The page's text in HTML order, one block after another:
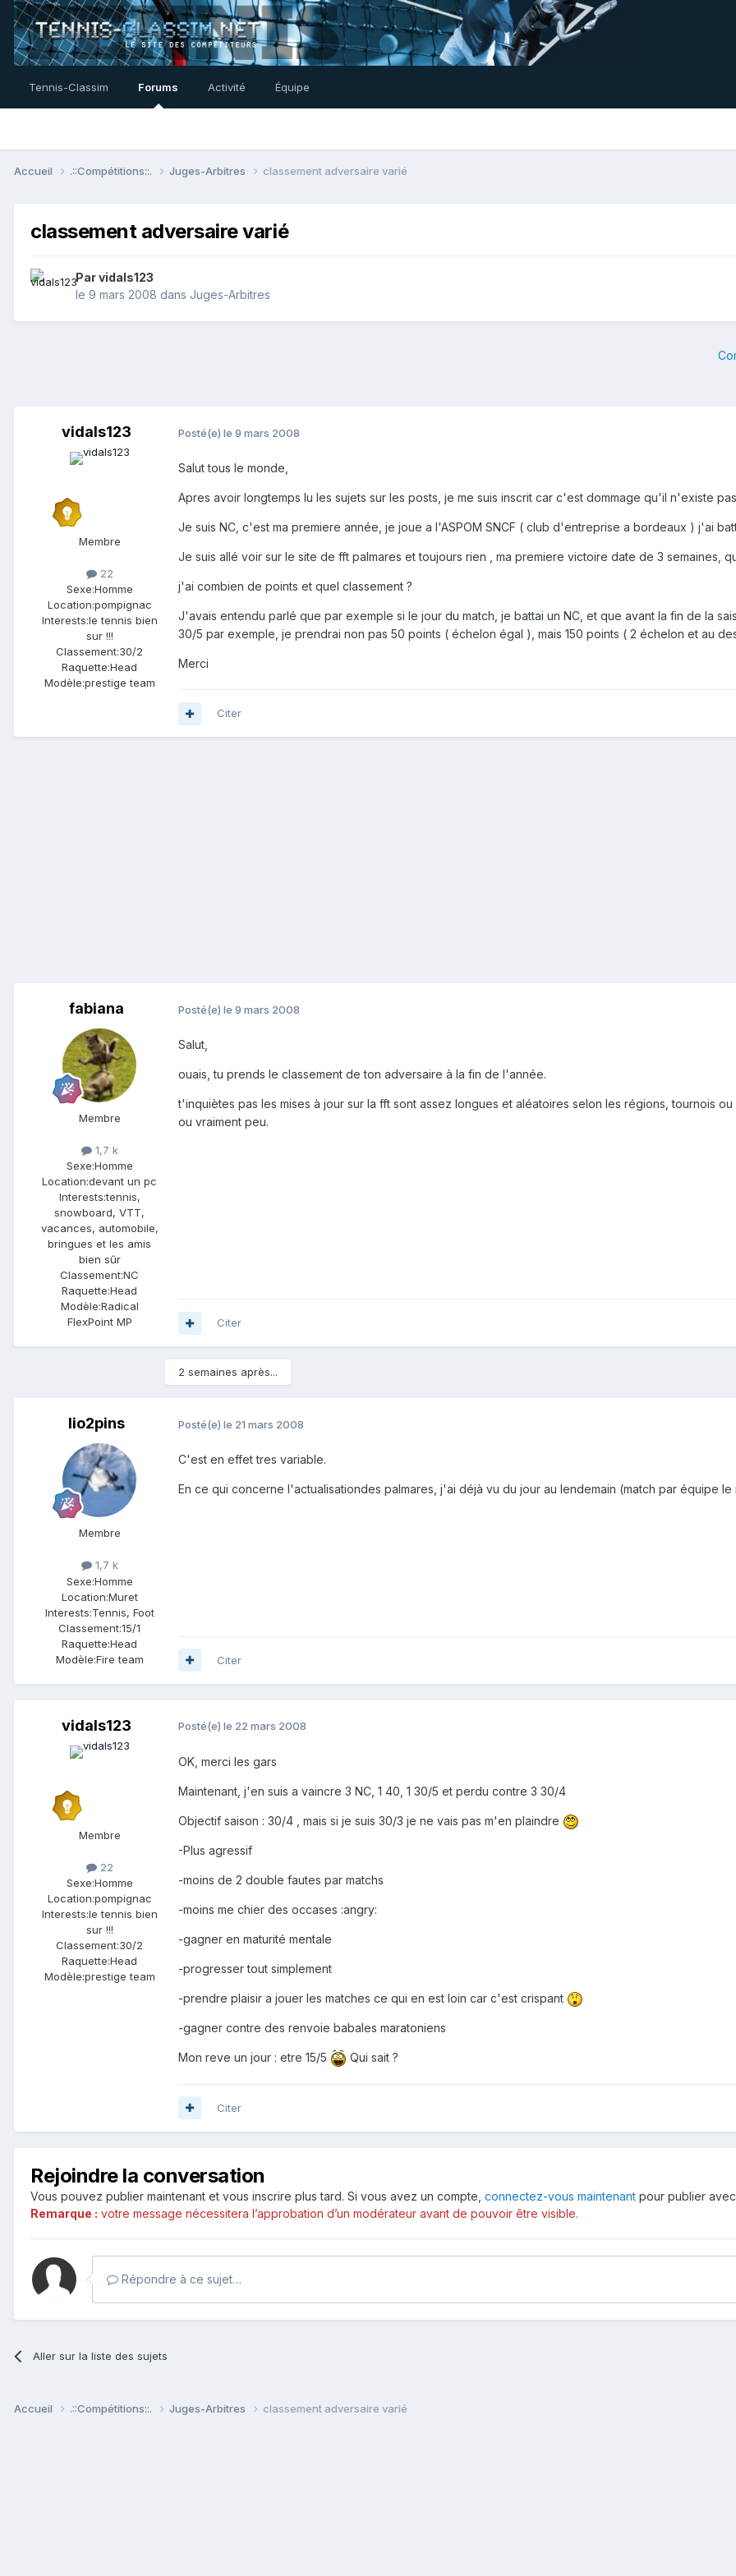
Tennis-Classim Forums Activité Équipe
Accueil .::Compétitions::. Juges-Arbitres classement adversaire varié
classement adversaire varié
Parvidals123
le 9 mars 2008 dans Juges-Arbitres
vidals123
Membre
22
Sexe:Homme
Location:pompignac
Interests:le tennis bien
sur !!!
Classement:30/2
Raquette:Head
Modèle:prestige team
Posté(e) le 9 mars 2008
Salut tous le monde,
Apres avoir longtemps lu les sujets sur les posts, je me suis inscrit car c'est dommage qu'il n'existe
Je suis NC, c'est ma premiere année, je joue a l'ASPOM SNCF ( club d'entreprise a bordeaux ) j'ai
Je suis allé voir sur le site de fft palmares et toujours rien , ma premiere victoire date de 3 semaines,
j'ai combien de points et quel classement ?
J'avais entendu parlé que par exemple si le jour du match, je battai un NC, et que avant la fin de la
30/5 par exemple, je prendrai non pas 50 points ( échelon égal ), mais 150 points ( 2 échelon et au
Merci
Citer
fabiana
Membre
1,7 k
Sexe:Homme
Location:devant un pc
Interests:tennis,
snowboard, VTT,
vacances, automobile,
bringues et les amis
bien sûr
Classement:NC
Raquette:Head
Modèle:Radical
FlexPoint MP
Posté(e) le 9 mars 2008
Salut,
ouais, tu prends le classement de ton adversaire à la fin de l'année.
t'inquiètes pas les mises à jour sur la fft sont assez longues et aléatoires selon les régions, tournois
ou vraiment peu.
Citer
2 semaines après...
lio2pins
Membre
1,7 k
Sexe:Homme
Location:Muret
Interests:Tennis, Foot
Classement:15/1
Raquette:Head
Modèle:Fire team
Posté(e) le 21 mars 2008
C'est en effet tres variable.
En ce qui concerne l'actualisationdes palmares, j'ai déjà vu du jour au lendemain (match par équipe
Citer
vidals123
Membre
22
Sexe:Homme
Location:pompignac
Interests:le tennis bien
sur !!!
Classement:30/2
Raquette:Head
Modèle:prestige team
Posté(e) le 22 mars 2008
OK, merci les gars
Maintenant, j'en suis a vaincre 3 NC, 1 40, 1 30/5 et perdu contre 3 30/4
Objectif saison : 30/4 , mais si je suis 30/3 je ne vais pas m'en plaindre
-Plus agressif
-moins de 2 double fautes par matchs
-moins me chier des occases :angry:
-gagner en maturité mentale
-progresser tout simplement
-prendre plaisir a jouer les matches ce qui en est loin car c'est crispant
-gagner contre des renvoie babales maratoniens
Mon reve un jour : etre 15/5 Qui sait ?
Citer
Rejoindre la conversation
Vous pouvez publier maintenant et vous inscrire plus tard. Si vous avez un compte, connectez-vous maintenant pour publier
Remarque : votre message nécessitera l’approbation d’un modérateur avant de pouvoir être visible.
Répondre à ce sujet…
Aller sur la liste des sujets
Accueil .::Compétitions::. Juges-Arbitres classement adversaire varié